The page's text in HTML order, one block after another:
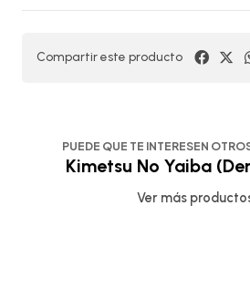
Compartir este producto
PUEDE QUE TE INTERESEN
Kimetsu No Yaiba
Ver más